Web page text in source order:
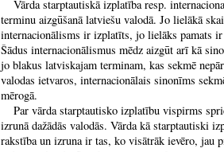
Vārda starptautiskā izplatība resp.
terminu aizgūšanā latviešu valodā. Jo lielākā
internacionālisms ir izplatīts, jo lielāks pamats
Šādus internacionālismus mēdz aizgūt arī kā
jo blakus latviskajam terminam, kas sekmē
valodas ietvaros, internacionālais sinonīms
mērogā.
Par vārda starptautisko izplatību vispirms
izrunā dažādās valodās. Vārda kā starptautiski
rakstība un izruna ir tas, ko visātrāk ievēro, jau